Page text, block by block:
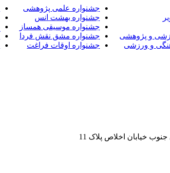
و پژوهشی
و ورزشی
جشنواره علمی پژوهشی
جشنواره بهشت انس
جشنواره موسیقی همساز
جشنواره مشق نقش فردا
جشنواره اوقات فراغت
خیابان اخلاص پلاک 11